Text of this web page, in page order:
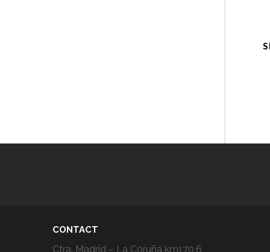
CONTACT
Ctra. Madrid – La Coruña km170,6